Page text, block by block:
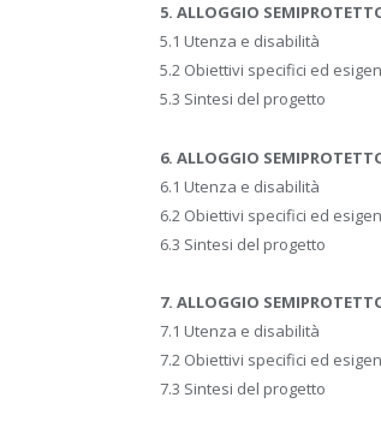
5. ALLOGGIO
5.1 Utenza e disabilità
5.2 Obiettivi specifici ed
5.3 Sintesi del progetto
6. ALLOGGIO
6.1 Utenza e disabilità
6.2 Obiettivi specifici ed
6.3 Sintesi del progetto
7. ALLOGGIO
7.1 Utenza e disabilità
7.2 Obiettivi specifici ed
7.3 Sintesi del progetto